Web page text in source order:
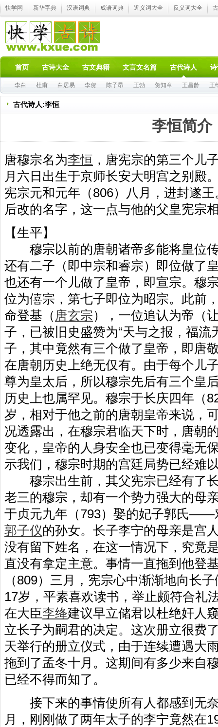
快学网 新华字典 汉语词典 成语词典 近义词大全 反义词大全
首页 古诗大全 古文典籍 文言文名篇 古代诗人
李白 杜甫 白居易 李贺 陈子昂 王勃 贺知章 王昌龄 王
古代诗人:李恒
李恒简介
唐穆宗名为李恒 ，唐宪宗的第三个儿
月六日出生于京师长安大明宫之别殿
宪宗元和元年（806）八月，进封遂
后改的名字，这一点与他的父皇宪宗
【生平】
穆宗以前的唐朝诸帝多能将皇位
还有二子（即中宗和睿宗）即位做了
也还有一个儿做了皇帝，即宣宗。穆
位为僖宗，第七子即位为昭宗。此前
命登基（ 唐玄宗），一位追认为帝（
子，已被旧史盛赞为“天与之报，福流
子，其中竟然有三个做了皇帝，即唐
在唐朝历史上绝无仅有。由于每个儿
尊为皇太后，所以穆宗先后有三个皇
历史上也属罕见。穆宗于长庆四年（
岁，相对于他之前的唐朝皇帝来说，
况透露出，在穆宗君临天下时，唐朝
变化，皇帝的人身安全也已变得毫无
示我们，穆宗时期的宫廷局势已经难
穆宗出生前，其父宪宗已经有了长
老三的穆宗，却有一个势力强大的母
于贞元九年（793）娶的妃子郭氏——
郭子仪的孙女。长子李宁的母亲是宫
没有留下姓名，在这一情况下，究竟
直没有拿定主意。事情一直拖到他登
（809）三月，宪宗心中渐渐地向长
17岁，平素喜欢读书，举止颇符合礼
在大臣李绛建议早立储君以杜绝奸人
立长子为嗣君的决定。这次册立很费
天举行的册立仪式，由于连续遭遇大
拖到了孟冬十月。这期间有多少来自
已经不得而知了。
接下来的事情使所有人都感到无奈
月，刚刚做了两年太子的李宁竟然在